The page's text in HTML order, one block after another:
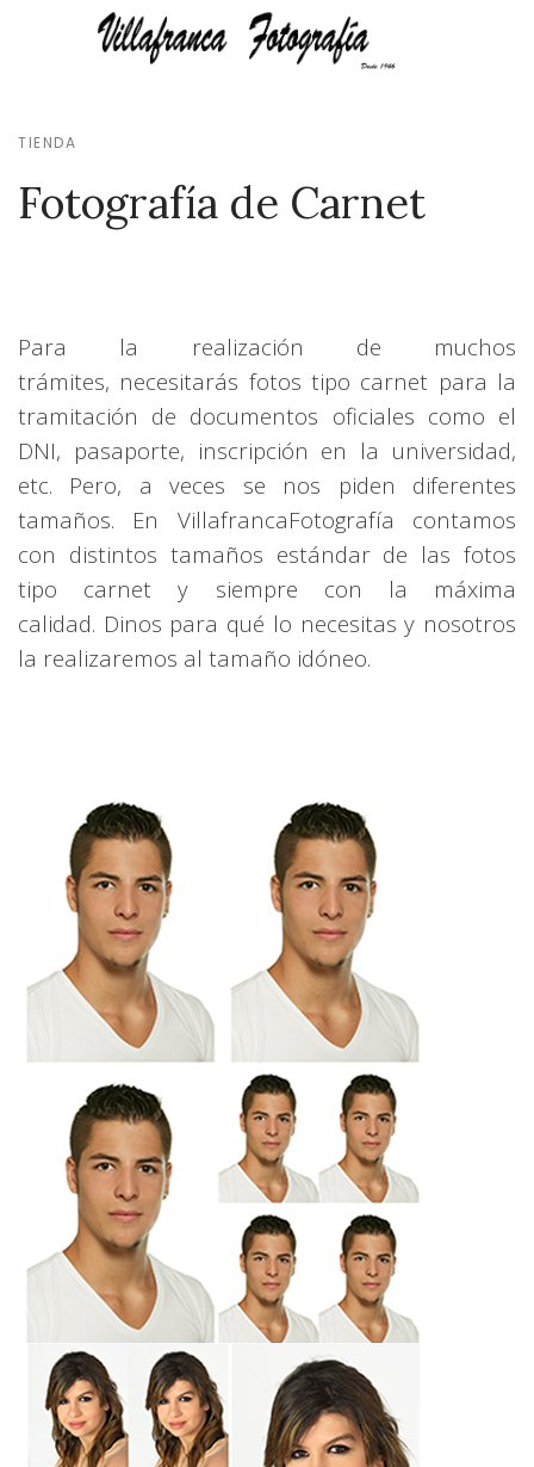
TIENDA
Fotografía de Carnet
Para la realización de muchos
trámites, necesitarás fotos tipo carnet para la
tramitación de documentos oficiales como el
DNI, pasaporte, inscripción en la universidad,
etc. Pero, a veces se nos piden diferentes
tamaños. En VillafrancaFotografía contamos
con distintos tamaños estándar de las fotos
tipo carnet y siempre con la máxima
calidad. Dinos para qué lo necesitas y nosotros
la realizaremos al tamaño idóneo.